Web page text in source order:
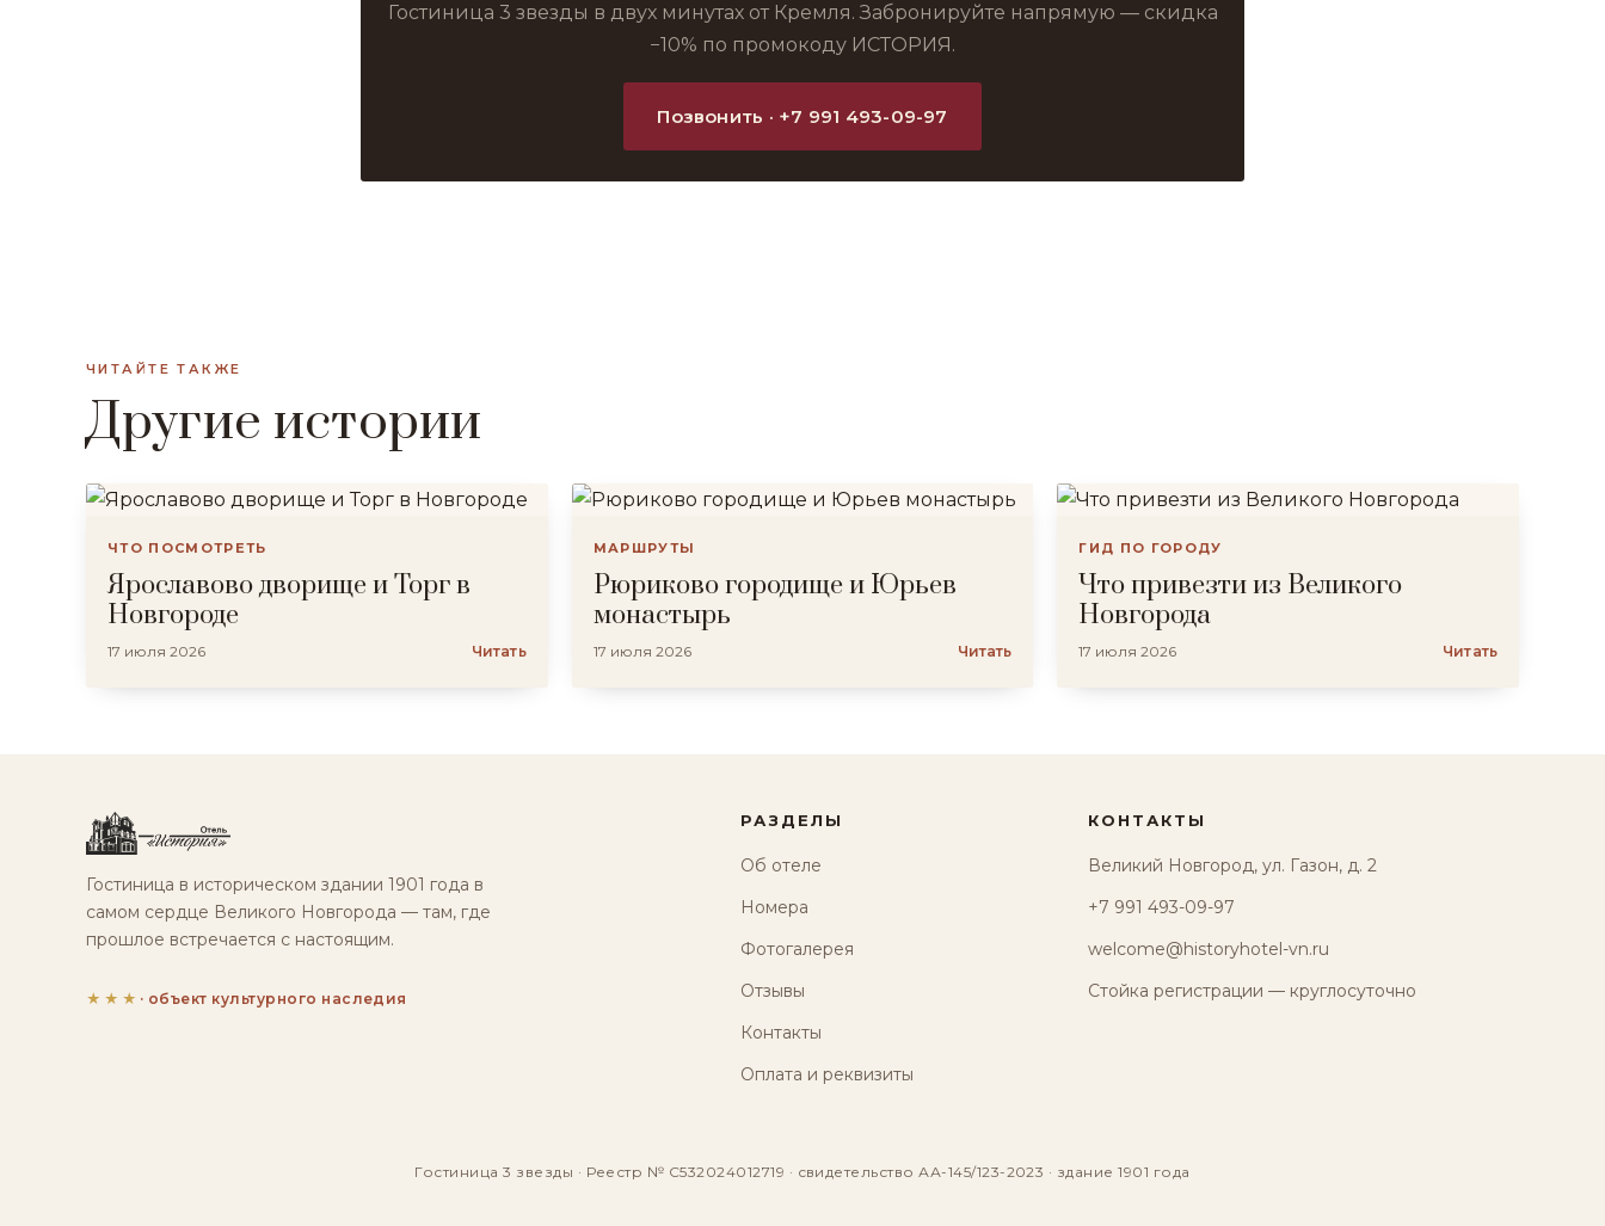
Гостиница 3 звезды в двух минутах от Кремля. Забронируйте напрямую — скидка
−10% по промокоду ИСТОРИЯ.
Позвонить · +7 991 493-09-97
ЧИТАЙТЕ ТАКЖЕ
Другие истории
ЧТО ПОСМОТРЕТЬ
Ярославово дворище и Торг в
Новгороде
17 июля 2026 Читать
МАРШРУТЫ
Рюриково городище и Юрьев
монастырь
17 июля 2026 Читать
ГИД ПО ГОРОДУ
Что привезти из Великого
Новгорода
17 июля 2026 Читать
Гостиница в историческом здании 1901 года в
самом сердце Великого Новгорода — там, где
прошлое встречается с настоящим.
★★★ · объект культурного наследия
РАЗДЕЛЫ
Об отеле
Номера
Фотогалерея
Отзывы
Контакты
Оплата и реквизиты
КОНТАКТЫ
Великий Новгород, ул. Газон, д. 2
+7 991 493-09-97
welcome@historyhotel-vn.ru
Стойка регистрации — круглосуточно
Гостиница 3 звезды · Реестр № С532024012719 · свидетельство АА-145/123-2023 · здание 1901 года